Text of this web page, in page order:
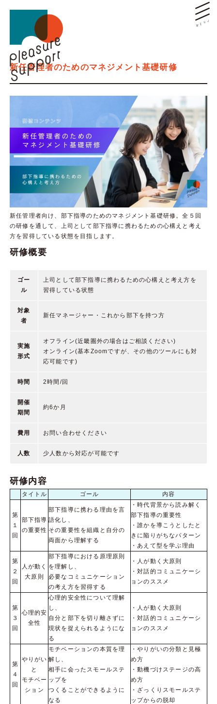
新任管理者のためのマネジメント基礎研修
新任管理者向け、部下指導のためのマネジメント基礎研修。全５回
の研修を通して、上司として部下指導に携わるための心構えと考え
方を習得している状態を目指します。
研修概要
ゴー
ル
上司として部下指導に携わるための心構えと考え方を
習得している状態
対象
者
新任マネージャー・これから部下を持つ方
実施
形式
オフライン(近畿圏外の場合はご相談ください)
オンライン(基本Zoomですが、その他のツールにも対
応可能です)
時間 2時間/回
開催
期間
約6か月
費用 お問い合わせください
人数 少人数から対応が可能です
研修内容
タイトル ゴール 内容
第
１
回
部下指導
の重要性
部下指導に携わる理由を言
語化し、
その重要性を組織と自分の
両面から理解する
・時代背景から読み解く
部下指導の重要性
・誰かを導こうとしたと
きに陥りがちなパターン
・あえて型を学ぶ理由
第
２
回
人が動く
大原則
部下指導における原理原則
を理解し、
必要なコミュニケーション
の考え方を習得する
・人が動く大原則
・対話的コミュニケーシ
ョンのススメ​
第
３
回
心理的安
全性
心理的安全性について理解
し、
自分と部下を切り離さずに
現状を捉えられるようにな
る
・人が動く大原則
・対話的コミュニケーシ
ョンのススメ​
第
４
回
やりがい
と
モチベー
ション
モチベーションの本質を理
解し、
相手に会ったスモールステ
ップを
つくることができるように
なる​
・やりがいの分類と見極
め方
・動機づけステージの高
め方
・ざっくりスモールステ
ップからの脱却​